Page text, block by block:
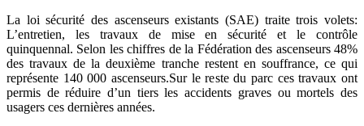
La loi sécurité des ascenseurs existants (SAE) traite trois volets:
L’entretien, les travaux de mise en sécurité et le contrôle
quinquennal. Selon les chiffres de la Fédération des ascenseurs 48%
des travaux de la deuxième tranche restent en souffrance, ce qui
représente 140 000 ascenseurs.Sur le reste du parc ces travaux ont
permis de réduire d’un tiers les accidents graves ou mortels des
usagers ces dernières années.